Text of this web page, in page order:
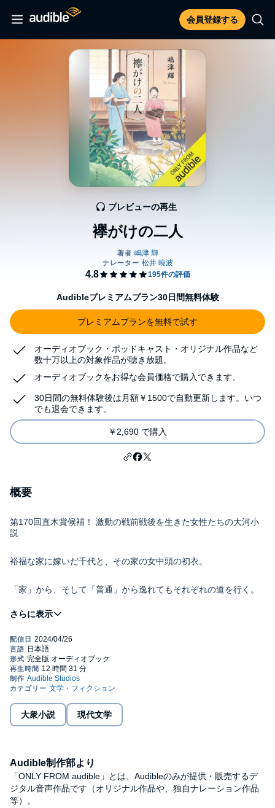
会員登録する
襷がけの二人
プレビューの再生
Audibleプレミアムプラン30日間無料体験
プレミアムプランを無料で試す
オーディオブック・ポッドキャスト・オリジナル作品など
数十万以上の対象作品が聴き放題。
オーディオブックをお得な会員価格で購入できます。
30日間の無料体験後は月額￥1500で自動更新します。いつ
でも退会できます。
￥2,690 で購入
概要
第170回直木賞候補！ 激動の戦前戦後を生きた女性たちの大河小
説
裕福な家に嫁いだ千代と、その家の女中頭の初衣。
「家」から、そして「普通」から逸れてもそれぞれの道を行く。
「千代。お前、山田の茂一郎君のとこへ行くんでいいね」
親が定めた縁談で、製缶工場を営む山田家に嫁ぐことになった十
九歳の千代。
実家よりも裕福な山田家には女中が二人おり、若奥様という立場
夫とはいまひとつ上手く関係を築けない千代だったが、
が芽生える。
やがて戦火によって離れ離れになった二人だったが、
大衆小説 現代文学
Audible制作部より
「ONLY FROM audible」とは、Audibleのみが提供・販売するデ
ジタル音声作品です（オリジナル作品や、独自ナレーション作品
等）。